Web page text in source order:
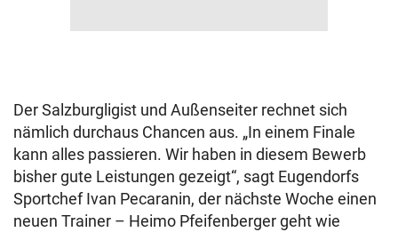
Der Salzburgligist und Außenseiter rechnet sich
nämlich durchaus Chancen aus. „In einem Finale
kann alles passieren. Wir haben in diesem Bewerb
bisher gute Leistungen gezeigt“, sagt Eugendorfs
Sportchef Ivan Pecaranin, der nächste Woche einen
neuen Trainer – Heimo Pfeifenberger geht wie